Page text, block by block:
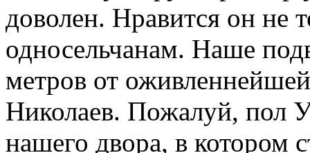
доволен. Нравится он не
односельчанам. Наше
метров от
Николаев. Пожалуй, пол
нашего двора, в котором